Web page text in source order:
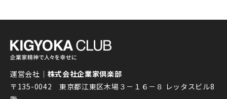
運営会社｜ 株式会社企業家倶楽部
〒135-0042 東京都江東区木場３－１６－８ レッタスビル8